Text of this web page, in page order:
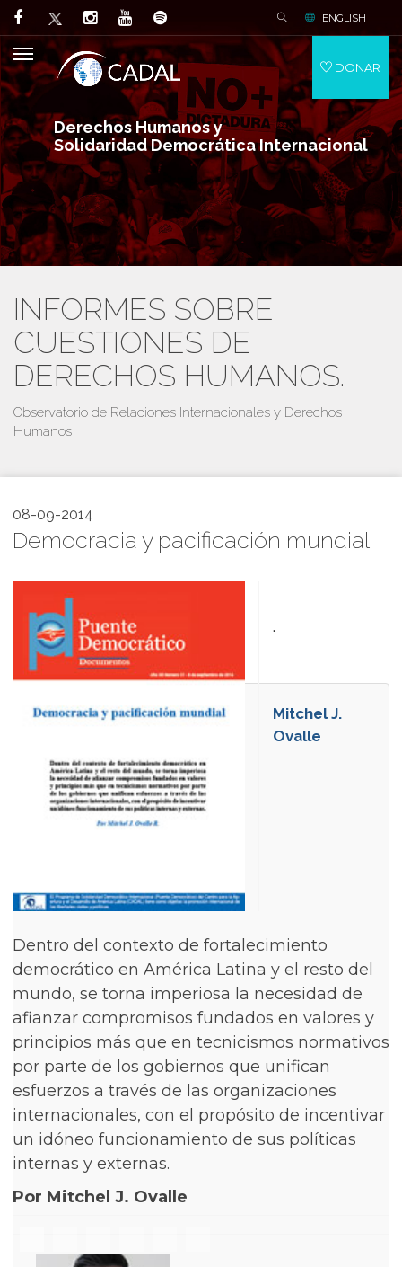
Derechos Humanos y
Solidaridad Democrática Internacional
ENGLISH
DONAR
INFORMES SOBRE
CUESTIONES DE
DERECHOS HUMANOS.
Observatorio de Relaciones Internacionales y Derechos
Humanos
08-09-2014
Democracia y pacificación mundial
Dentro del contexto de fortalecimiento
democrático en América Latina y el resto del
mundo, se torna imperiosa la necesidad de
afianzar compromisos fundados en valores y
principios más que en tecnicismos normativos
por parte de los gobiernos que unifican
esfuerzos a través de las organizaciones
internacionales, con el propósito de incentivar
un idóneo funcionamiento de sus políticas
internas y externas.
Por Mitchel J. Ovalle
.
Mitchel J.
Ovalle